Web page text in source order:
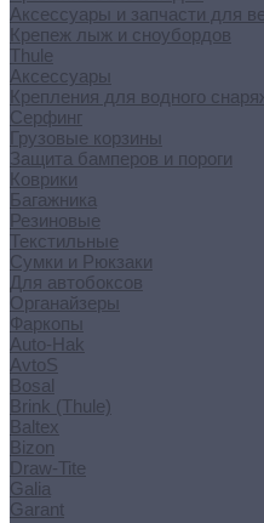
Аксессуары и запчасти для
Крепеж лыж и сноубордов
Thule
Аксессуары
Крепления для водного
Серфинг
Грузовые корзины
Защита бамперов и пороги
Коврики
Багажника
Резиновые
Текстильные
Сумки и Рюкзаки
Для автобоксов
Органайзеры
Фаркопы
Auto-Hak
AvtoS
Bosal
Brink (Thule)
Baltex
Bizon
Draw-Tite
Galia
Garant